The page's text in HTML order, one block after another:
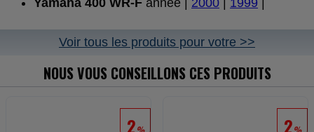
Yamaha 400 WR-F année | 2000 1999
Voir tous les produits pour votre >>
NOUS VOUS CONSEILLONS CES PRODUITS
2% 2%